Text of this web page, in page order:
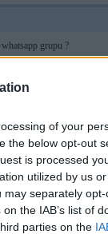
of your
the below opt-out
is processed
utilized by us
may separately
the IAB’s list of
parties on the
grupu ?